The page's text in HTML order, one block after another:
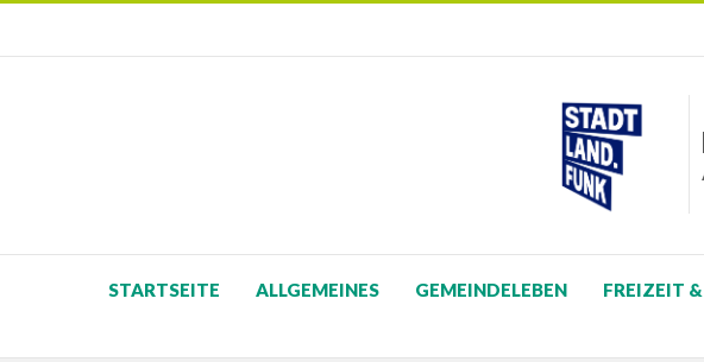
STARTSEITE ALLGEMEINES GEMEINDELEBEN FREIZEIT